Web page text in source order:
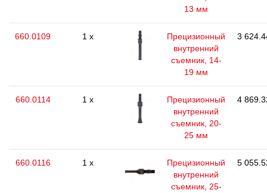
13 мм
660.0109 1 x
Прецизионный
внутренний
съемник, 14-
19 мм
3
660.0114 1 x
Прецизионный
внутренний
съемник, 20-
25 мм
4
660.0116 1 x
Прецизионный
внутренний
съемник, 25-
5